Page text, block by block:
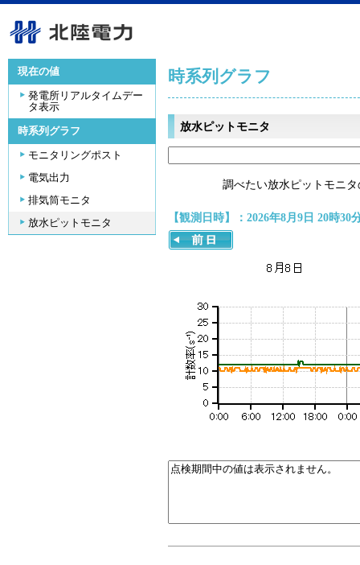
現在の値
発電所リアルタイムデー
タ表示
時系列グラフ
モニタリングポスト
電気出力
排気筒モニタ
放水ピットモニタ
時系列グラフ
放水ピットモニタ
調べたい放水ピットモニ
【観測日時】：2026年8月9日 20時30